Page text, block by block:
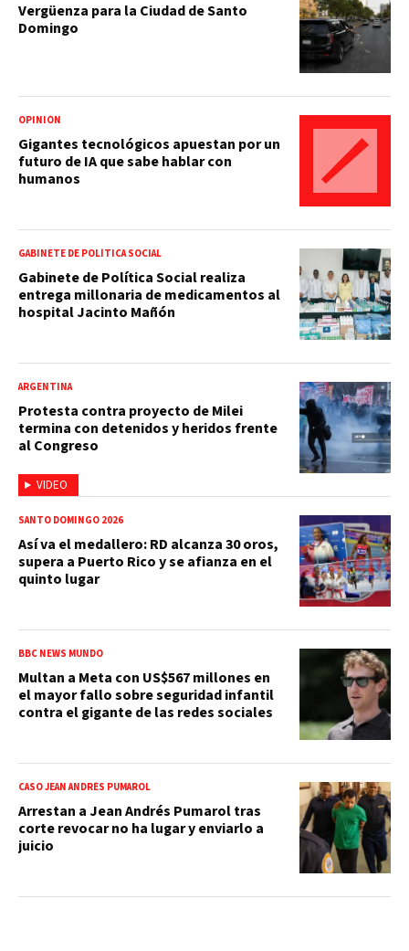
Vergüenza para la Ciudad de Santo
Domingo
OPINIÓN
Gigantes tecnológicos apuestan por un
futuro de IA que sabe hablar con
humanos
GABINETE DE POLÍTICA SOCIAL
Gabinete de Política Social realiza
entrega millonaria de medicamentos al
hospital Jacinto Mañón
VIDEO
ARGENTINA
Protesta contra proyecto de Milei
termina con detenidos y heridos frente
al Congreso
SANTO DOMINGO 2026
Así va el medallero: RD alcanza 30 oros,
supera a Puerto Rico y se afianza en el
quinto lugar
BBC NEWS MUNDO
Multan a Meta con US$567 millones en
el mayor fallo sobre seguridad infantil
contra el gigante de las redes sociales
CASO JEAN ANDRÉS PUMAROL
Arrestan a Jean Andrés Pumarol tras
corte revocar no ha lugar y enviarlo a
juicio